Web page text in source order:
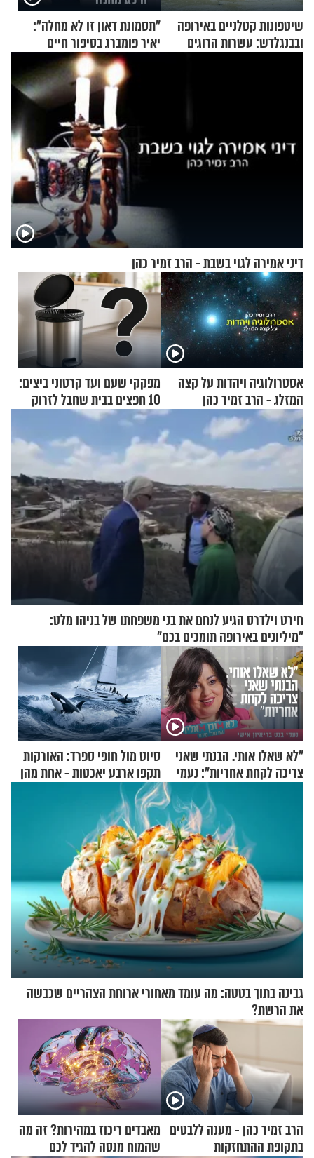
שיטפונות קטלניים באירופה
ובבנגלדש: עשרות הרוגים
"תסמונת דאון זו לא מחלה":
יאיר פומברג בסיפור חיים
מעורר השראה
דיני אמירה לגוי בשבת - הרב זמיר כהן
אסטרולוגיה ויהדות על קצה
המזלג - הרב זמיר כהן
מפקקי שעם ועד קרטוני ביצים:
10 חפצים בבית שחבל לזרוק
לפח
חירט וילדרס הגיע לנחם את בני משפחתו של בניהו מלט:
"מיליונים באירופה תומכים בכם"
"לא שאלו אותי. הבנתי שאני
צריכה לקחת אחריות": נעמי
סיוט מול חופי ספרד: האורקות
תקפו ארבע יאכטות - אחת מהן
טבעה
גבינה בתוך בטטה: מה עומד מאחורי ארוחת הצהריים שכבשה
את הרשת?
הרב זמיר כהן - מענה ללבטים
בתקופת ההתחזקות
מאבדים ריכוז במהירות? זה מה
שהמוח מנסה להגיד לכם